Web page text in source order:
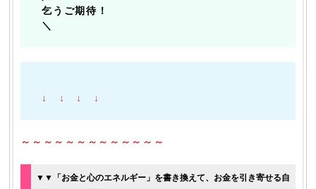
乞うご期待！
＼
↓ ↓ ↓ ↓
～～～～～～～～～～～～～
▼▼「お金と心のエネルギー」を書き換えて、お金を引き寄せる自